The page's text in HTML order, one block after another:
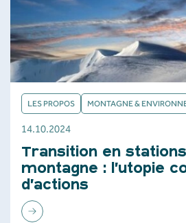
LES PROPOS MONTAGNE &
14.10.2024
Transition en
montagne : l’utopie
d’actions